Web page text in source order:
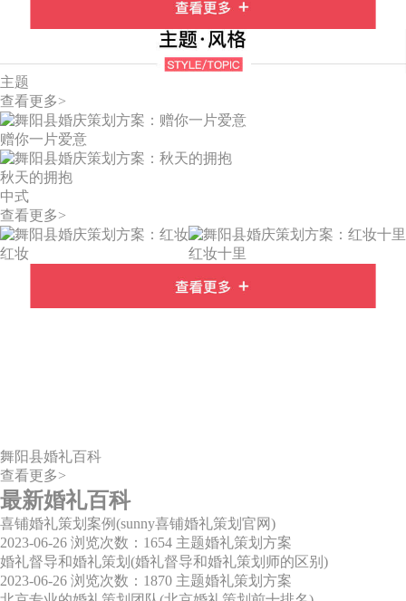
主题
查看更多>
赠你一片爱意
秋天的拥抱
中式
查看更多>
红妆 红妆十里
舞阳县婚礼百科
查看更多>
最新婚礼百科
喜铺婚礼策划案例(sunny喜铺婚礼策划官网)
2023-06-26 浏览次数：1654 主题婚礼策划方案
婚礼督导和婚礼策划(婚礼督导和婚礼策划师的区别)
2023-06-26 浏览次数：1870 主题婚礼策划方案